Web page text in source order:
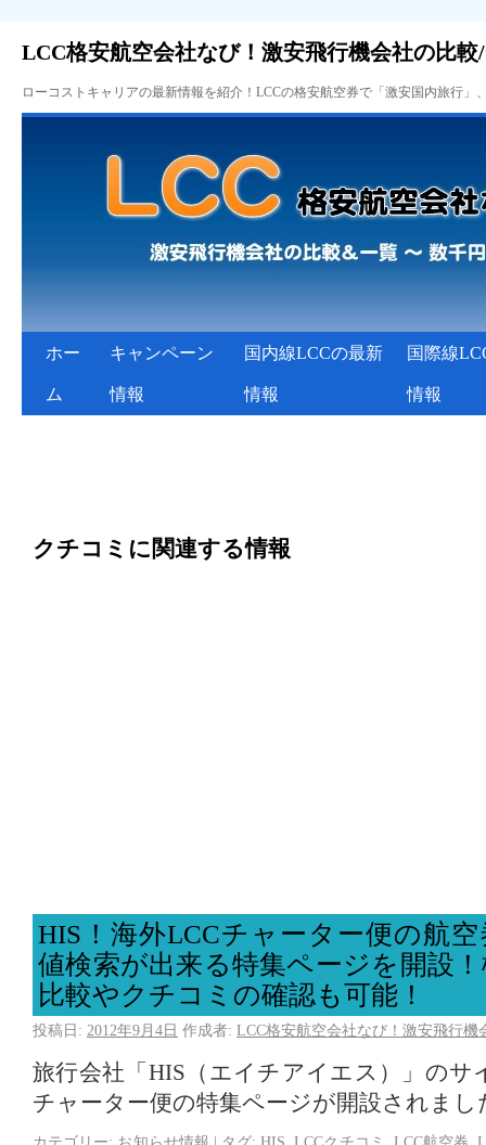
LCC格安航空会社なび！激安飛行機会社の比較
ローコストキャリアの最新情報を紹介！LCCの格安航空券で「激安国内旅行
ホー
ム
キャンペーン
情報
国内線LCCの最新
情報
国際線
情報
クチコミに関連する情報
HIS！海外LCCチャーター便の航
値検索が出来る特集ページを開設
比較やクチコミの確認も可能！
投稿日: 2012年9月4日 作成者: LCC格安航空会社なび！激安飛行機
旅行会社「HIS（エイチアイエス）」のサ
チャーター便の特集ページが開設されま